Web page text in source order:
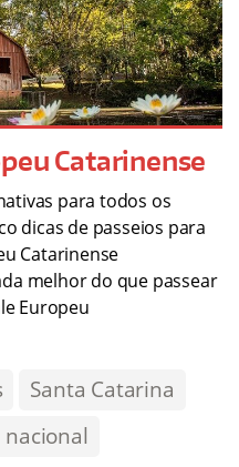
Catarinense
para todos os
dicas de passeios para
Catarinense
melhor do que passear
Europeu
Santa Catarina
nacional